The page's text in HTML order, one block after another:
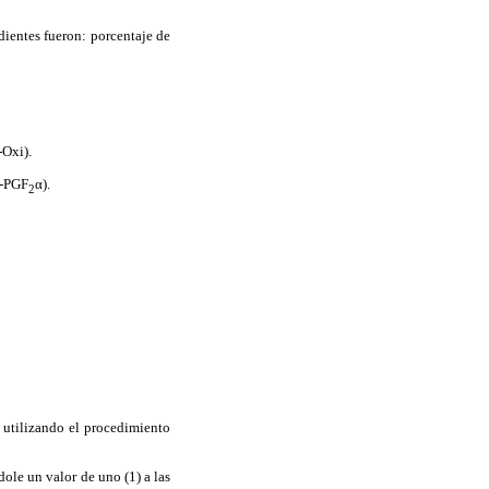
fueron: porcentaje de
2α).
utilizando el procedimiento
un valor de uno (1) a las